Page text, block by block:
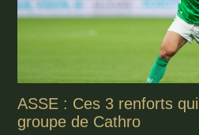
ASSE : Ces 3 renforts
groupe de Cathro